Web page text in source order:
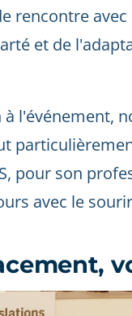
rencontre
et de
l'événement,
pour son
avec le